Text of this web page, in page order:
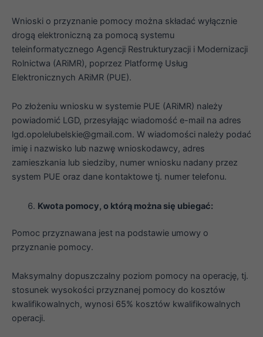
Wnioski o przyznanie pomocy można składać wyłącznie
drogą elektroniczną za pomocą systemu
teleinformatycznego Agencji Restrukturyzacji i Modernizacji
Rolnictwa (ARiMR), poprzez Platformę Usług
Elektronicznych ARiMR (PUE).
Po złożeniu wniosku w systemie PUE (ARiMR) należy
powiadomić LGD, przesyłając wiadomość e-mail na adres
lgd.opolelubelskie@gmail.com. W wiadomości należy podać
imię i nazwisko lub nazwę wnioskodawcy, adres
zamieszkania lub siedziby, numer wniosku nadany przez
system PUE oraz dane kontaktowe tj. numer telefonu.
Kwota pomocy, o którą można się ubiegać:
Pomoc przyznawana jest na podstawie umowy o
przyznanie pomocy.
Maksymalny dopuszczalny poziom pomocy na operację, tj.
stosunek wysokości przyznanej pomocy do kosztów
kwalifikowalnych, wynosi 65% kosztów kwalifikowalnych
operacji.